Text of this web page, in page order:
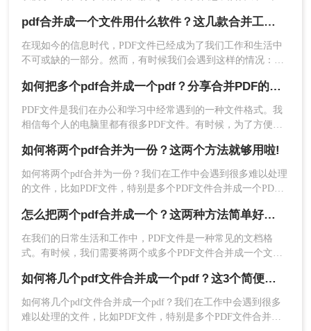
在线PDF合并工具，如SmallPDF、转转大师等，无
需下载安装，只需在浏览器中打开即可使用。这些
工具通常提供简洁的操作界面和快速的合并速度，
适合临时或少量PDF文件的合并需求。
优点：无需安装软件，节省系统资源；操作简
便，支持拖拽上传文件；合并速度快。
缺点：
对网络环境要求较高；部分工具在合并
文件数量和大小上有限制。
推荐工具：转转大师在线转换工具
1、打开在线PDF合并：
https://pdftoword.55.la/merge-pdf/
pdf合并成一个文件用什么软件？这几款合并工具快来看看！
在现如今的信息时代，PDF文件已经成为了我们工作和生活中
不可或缺的一部分。然而，有时候我们会遇到这样的情况：需
并成一个文件用什么软件呢？接下来，我将为您详细介绍几款
值得推荐的PDF合并工具。
如何把多个pdf合并成一个pdf？分享合并PDF的三个方法！
PDF文件是我们在办公和学习中经常遇到的一种文件格式。我
相信每个人的电脑里都有很多PDF文件。有时候，为了方便文
PDF文件合并在一起。那么，如何把多个pdf合并成一个pdf
呢？下面将分享三种简单易操作的方法。让我们来看看。
如何将两个pdf合并为一份？这两个方法就够用啦!
如何将两个pdf合并为一份？我们在工作中会遇到很多难以处理
的文件，比如PDF文件，特别是多个PDF文件合并成一个PDF
找到相关的方法。最后，我们不能达到我们理想的预期。让我
们来看看pdf合并的方法。
怎么把两个pdf合并成一个？这两种方法简单好用！
在我们的日常生活和工作中，PDF文件是一种常见的文档格
式。有时候，我们需要将两个或多个PDF文件合并成一个文
储空间的使用。下面将介绍几种常用的怎么把两个pdf合并成一
个方法。
如何将几个pdf文件合并成一个pdf？这3个简便的方法，快速合并多个pdf文件！
如何将几个pdf文件合并成一个pdf？我们在工作中会遇到很多
难以处理的文件，比如PDF文件，特别是多个PDF文件合并成